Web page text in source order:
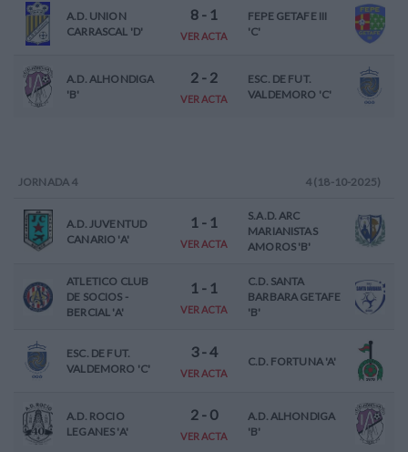
A.D. UNION
CARRASCAL 'D'
8- 1
VER ACTA
FEPE GETAFE III
'C'
A.D. ALHONDIGA
'B'
2- 2
VER ACTA
ESC. DE FUT.
VALDEMORO 'C'
JORNADA 4 4 (18-10-2025)
A.D. JUVENTUD
CANARIO 'A'
1 - 1
VER ACTA
S.A.D. ARC
MARIANISTAS
AMOROS 'B'
ATLETICO CLUB
DE SOCIOS -
BERCIAL 'A'
1 - 1
VER ACTA
C.D. SANTA
BARBARA GETAFE
'B'
ESC. DE FUT.
VALDEMORO 'C'
3-4
VER ACTA
C.D. FORTUNA 'A'
A.D. ROCIO
LEGANES 'A'
2- 0
VER ACTA
A.D. ALHONDIGA
'B'